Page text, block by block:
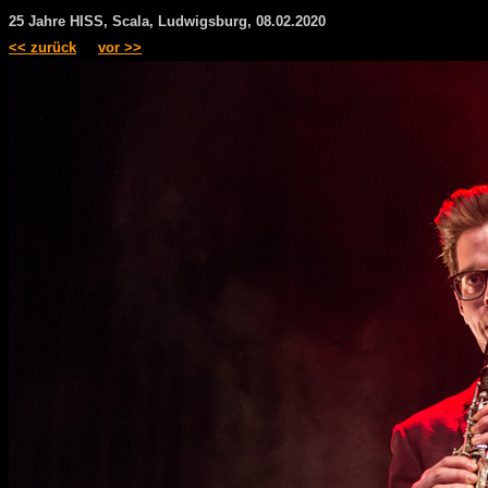
25 Jahre HISS, Scala, Ludwigsburg, 08.02.2020
<< zurück
vor >>